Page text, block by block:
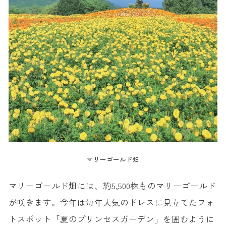
マリーゴールド畑
マリーゴールド畑には、約5,500株ものマリーゴールド
が咲きます。今年は毎年人気のドレスに見立てたフォ
トスポット「夏のプリンセスガーデン」を囲むように